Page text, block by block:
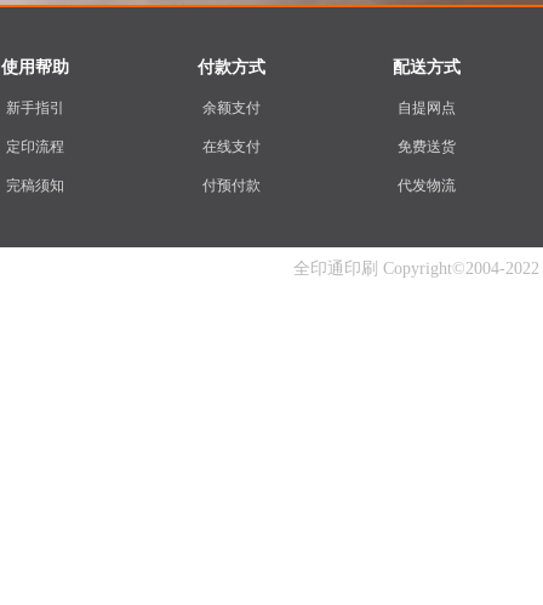
使用帮助
新手指引
定印流程
完稿须知
付款方式
余额支付
在线支付
付预付款
配送方式
自提网点
免费送货
代发物流
全印通印刷 Copyright©2004-2022